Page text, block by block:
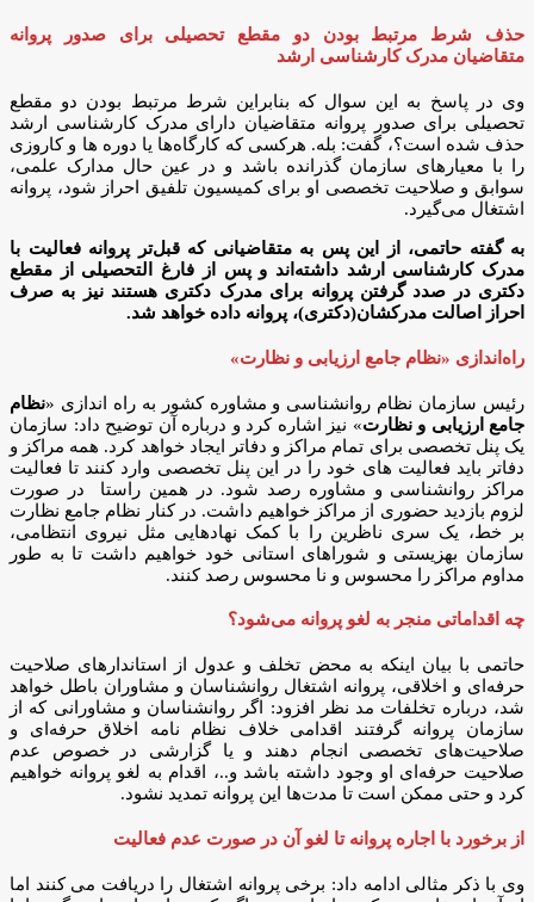
حذف شرط مرتبط بودن دو مقطع تحصیلی برای صدور پروانه
متقاضیان مدرک کارشناسی ارشد
وی در پاسخ به این سوال که بنابراین شرط مرتبط بودن دو مقطع
تحصیلی برای صدور پروانه متقاضیان دارای مدرک کارشناسی ارشد
حذف شده است؟، گفت: بله. هرکسی که کارگاه‌ها یا دوره ها و کاروزی
را با معیارهای سازمان گذرانده باشد و در عین حال مدارک علمی،
سوابق و صلاحیت تخصصی او برای کمیسیون تلفیق احراز شود، پروانه
اشتغال می‌گیرد.
به گفته حاتمی، از این پس به متقاضیانی که قبل‌تر پروانه فعالیت با
مدرک کارشناسی ارشد داشته‌اند و پس از فارغ التحصیلی از مقطع
دکتری در صدد گرفتن پروانه برای مدرک دکتری هستند نیز به صرف
احراز اصالت مدرکشان(دکتری)، پروانه داده خواهد شد.
راه‌اندازی «نظام جامع ارزیابی و نظارت»
رئیس سازمان نظام روانشناسی و مشاوره کشور به راه اندازی «نظام
جامع ارزیابی و نظارت» نیز اشاره کرد و درباره آن توضیح داد: سازمان
یک پنل تخصصی برای تمام مراکز و دفاتر ایجاد خواهد کرد. همه مراکز و
دفاتر باید فعالیت های خود را در این پنل تخصصی وارد کنند تا فعالیت
مراکز روانشناسی و مشاوره رصد شود. در همین راستا در صورت
لزوم بازدید حضوری از مراکز خواهیم داشت. در کنار نظام جامع نظارت
بر خط، یک سری ناظرین را با کمک نهادهایی مثل نیروی انتظامی،
سازمان بهزیستی و شوراهای استانی خود خواهیم داشت تا به طور
مداوم مراکز را محسوس و نا محسوس رصد کنند.
چه اقداماتی منجر به لغو پروانه می‌شود؟
حاتمی با بیان اینکه به محض تخلف و عدول از استاندارهای صلاحیت
حرفه‌ای و اخلاقی، پروانه اشتغال روانشناسان و مشاوران باطل خواهد
شد، درباره تخلفات مد نظر افزود: اگر روانشناسان و مشاورانی که از
سازمان پروانه گرفتند اقدامی خلاف نظام نامه اخلاق حرفه‌ای و
صلاحیت‌های تخصصی انجام دهند و یا گزارشی در خصوص عدم
صلاحیت حرفه‌ای او وجود داشته باشد و..، اقدام به لغو پروانه خواهیم
کرد و حتی ممکن است تا مدت‌ها این پروانه تمدید نشود.
از برخورد با اجاره پروانه تا لغو آن در صورت عدم فعالیت
وی با ذکر مثالی ادامه داد: برخی پروانه اشتغال را دریافت می کنند اما